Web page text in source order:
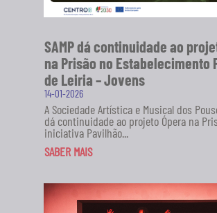
SAMP dá continuidade ao
na Prisão no Estabelecimento
de Leiria – Jovens
14-01-2026
A Sociedade Artística e Musical dos
dá continuidade ao projeto Ópera na
iniciativa Pavilhão...
SABER MAIS